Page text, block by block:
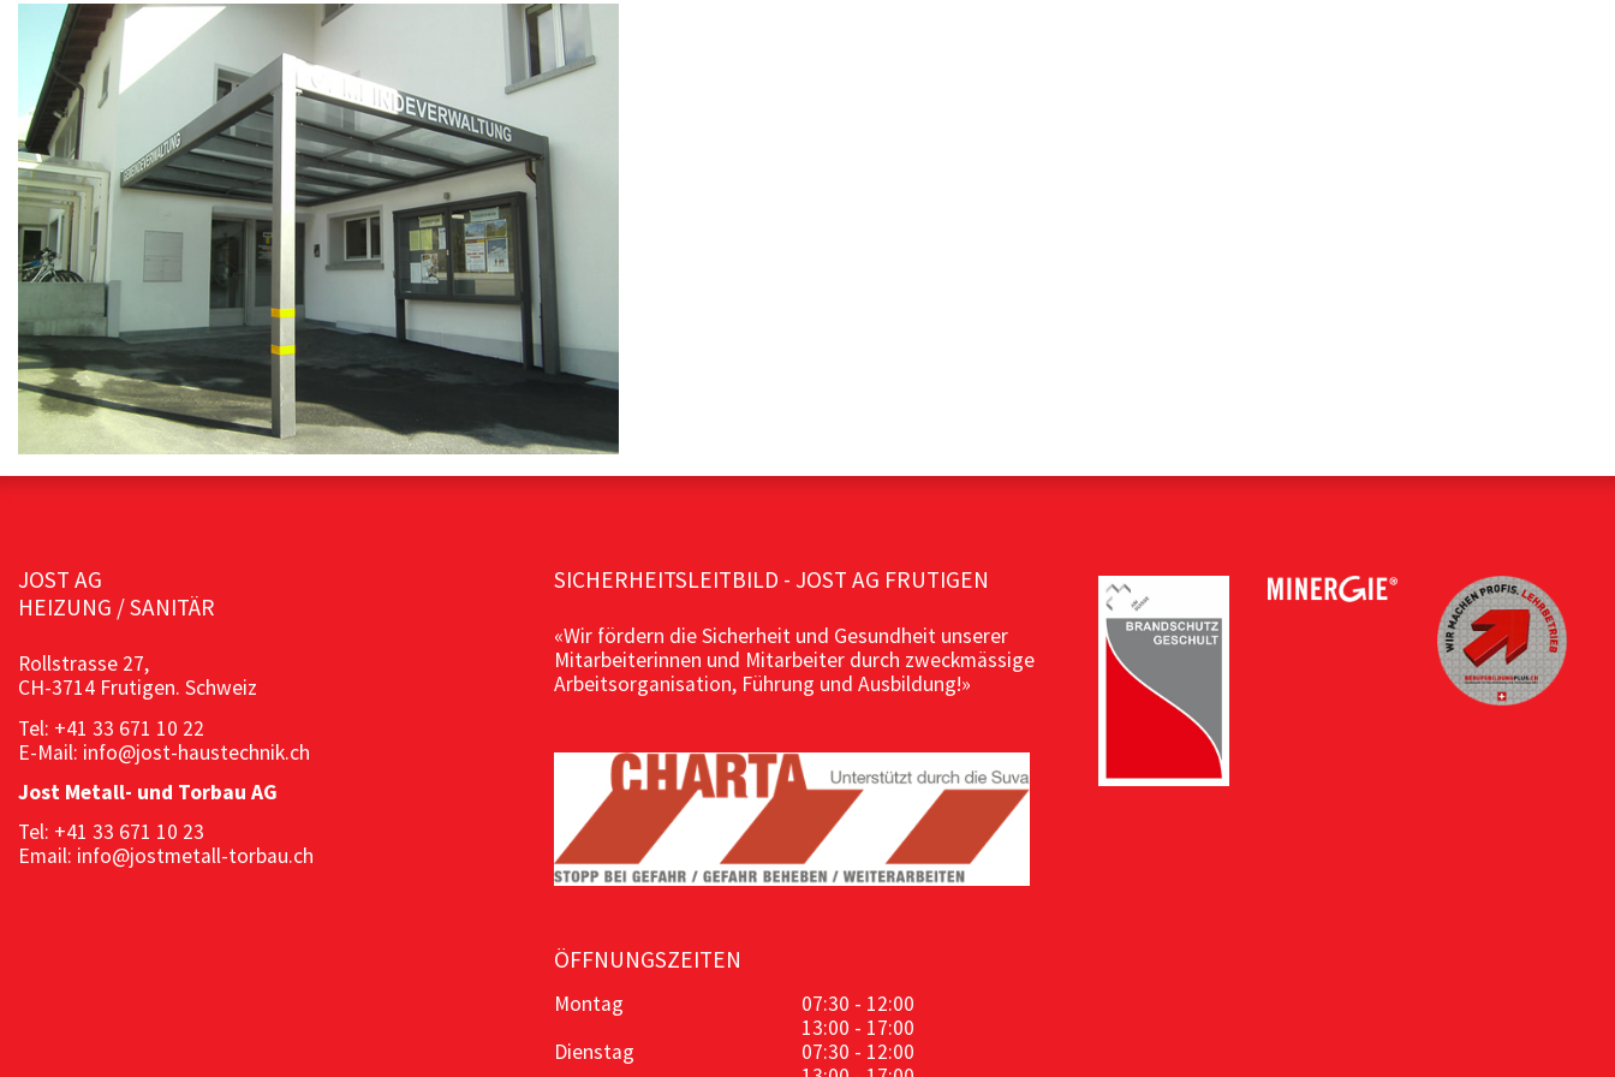
JOST AG
HEIZUNG / SANITÄR
Rollstrasse 27,
CH-3714 Frutigen. Schweiz
Tel: +41 33 671 10 22
E-Mail: info@jost-haustechnik.ch
Jost Metall- und Torbau AG
Tel: +41 33 671 10 23
Email: info@jostmetall-torbau.ch
SICHERHEITSLEITBILD - JOST AG FRUTIGEN
«Wir fördern die Sicherheit und Gesundheit unserer
Mitarbeiterinnen und Mitarbeiter durch zweckmässige
Arbeitsorganisation, Führung und Ausbildung!»
ÖFFNUNGSZEITEN
Montag
07:30 - 12:00
13:00 - 17:00
Dienstag
07:30 - 12:00